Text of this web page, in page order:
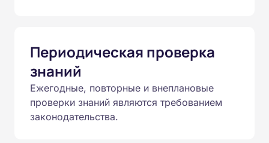
Периодическая проверка
знаний
Ежегодные, повторные и внеплановые
проверки знаний являются требованием
законодательства.